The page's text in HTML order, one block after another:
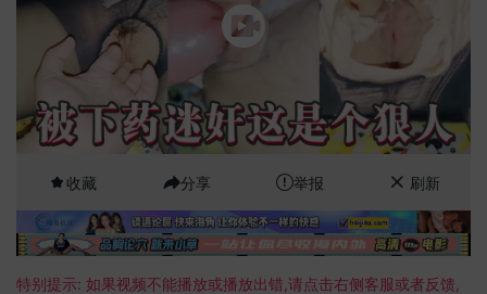
收藏 分享 举报 刷新
特别提示: 如果视频不能播放或播放出错,请点击右侧客服或者反馈,